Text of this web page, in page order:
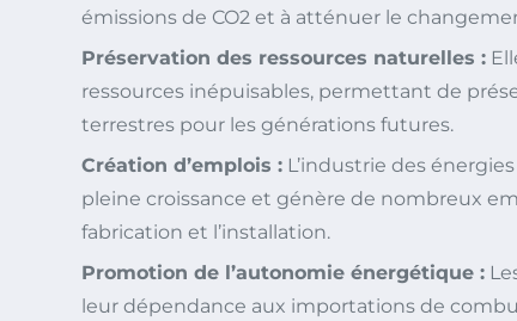
émissions de CO2 et à atténuer le
Préservation des ressources naturelles :
ressources inépuisables, permettant de
terrestres pour les générations futures.
Création d’emplois : L’industrie des
pleine croissance et génère de nombreux
fabrication et l’installation.
Promotion de l’autonomie énergétique :
leur dépendance aux importations de